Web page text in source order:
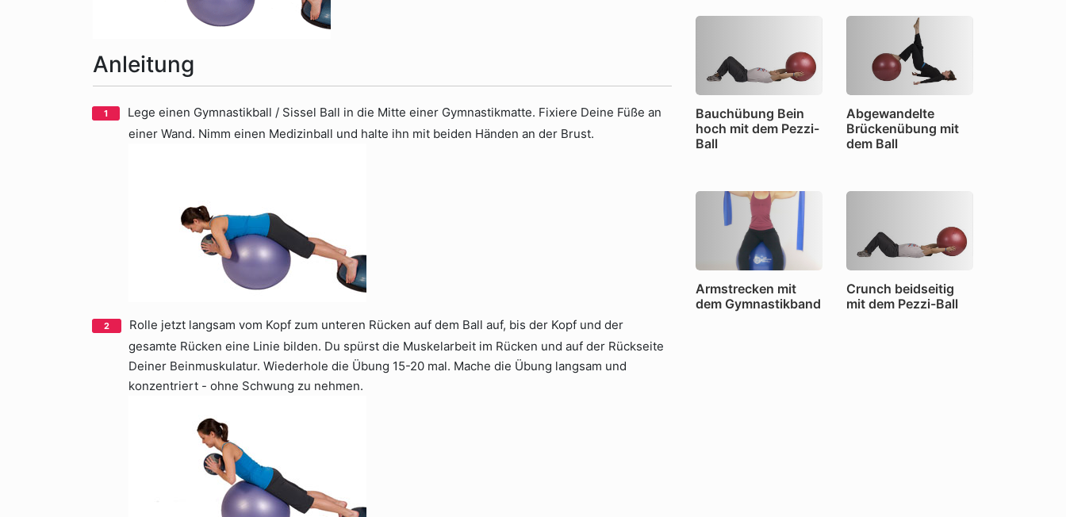
Anleitung
Lege einen Gymnastikball / Sissel Ball in die Mitte einer Gymnastikmatte. Fixiere Deine Füße an
einer Wand. Nimm einen Medizinball und halte ihn mit beiden Händen an der Brust.
Rolle jetzt langsam vom Kopf zum unteren Rücken auf dem Ball auf, bis der Kopf und der
gesamte Rücken eine Linie bilden. Du spürst die Muskelarbeit im Rücken und auf der Rückseite
Deiner Beinmuskulatur. Wiederhole die Übung 15-20 mal. Mache die Übung langsam und
konzentriert - ohne Schwung zu nehmen.
Bauchübung Bein
hoch mit dem Pezzi-
Ball
Abgewandelte
Brückenübung mit
dem Ball
Armstrecken mit
dem Gymnastikband
Crunch beidseitig
mit dem Pezzi-Ball